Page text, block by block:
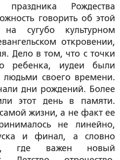
Рождества
говорить об этой
на сугубо культурном
откровении,
Дело в том, что с точки
ребенка, иудеи были
своего времени.
дни рождений. Более
этот день в памяти.
жизни, а не факт ее
не линейно,
и финал, а словно
где важен новый